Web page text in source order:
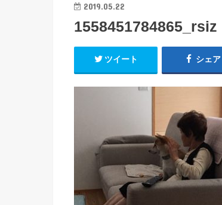
2019.05.22
1558451784865_rsiz
ツイート シェア